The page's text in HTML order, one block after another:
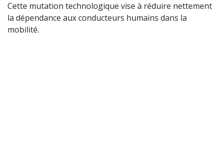
Cette mutation technologique vise à réduire nettement
la dépendance aux conducteurs humains dans la
mobilité.